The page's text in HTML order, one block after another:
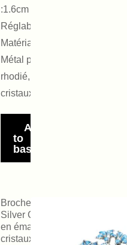
:1.6cm
Réglable
Matériaux :
Métal placage
rhodié,
cristaux
Add
to
basket
Broche Cœur
Silver Candle
en émail et
cristaux